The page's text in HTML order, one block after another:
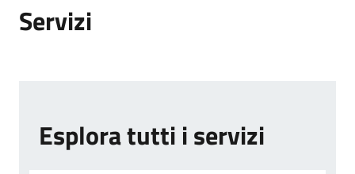
Servizi
Esplora tutti i servizi